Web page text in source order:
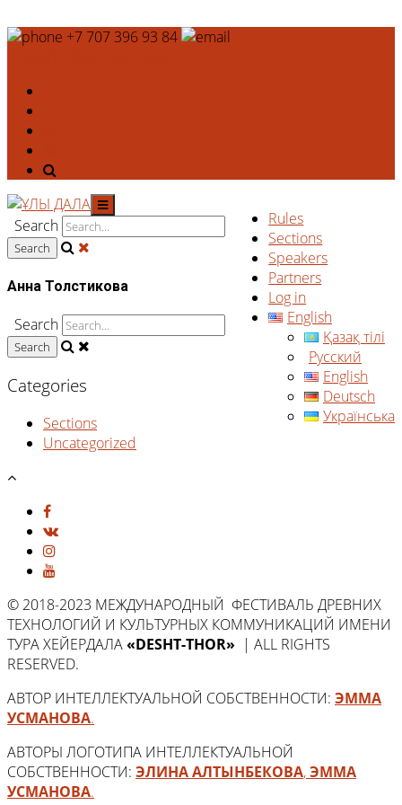
+7 707 396 93 84
Rules
Sections
Speakers
Partners
Log in
English
Қазақ тілі
Русский
English
Deutsch
Українська
Search
Анна Толстикова
Search
Categories
Sections
Uncategorized
© 2018-2023 МЕЖДУНАРОДНЫЙ ФЕСТИВАЛЬ ДРЕВНИХ
ТЕХНОЛОГИЙ И КУЛЬТУРНЫХ КОММУНИКАЦИЙ ИМЕНИ
ТУРА ХЕЙЕРДАЛА«DESHT-THOR» | ALL RIGHTS
RESERVED.
АВТОР ИНТЕЛЛЕКТУАЛЬНОЙ СОБСТВЕННОСТИ: ЭММА
УСМАНОВА.
АВТОРЫ ЛОГОТИПА ИНТЕЛЛЕКТУАЛЬНОЙ
СОБСТВЕННОСТИ: ЭЛИНА АЛТЫНБЕКОВА,ЭММА
УСМАНОВА.